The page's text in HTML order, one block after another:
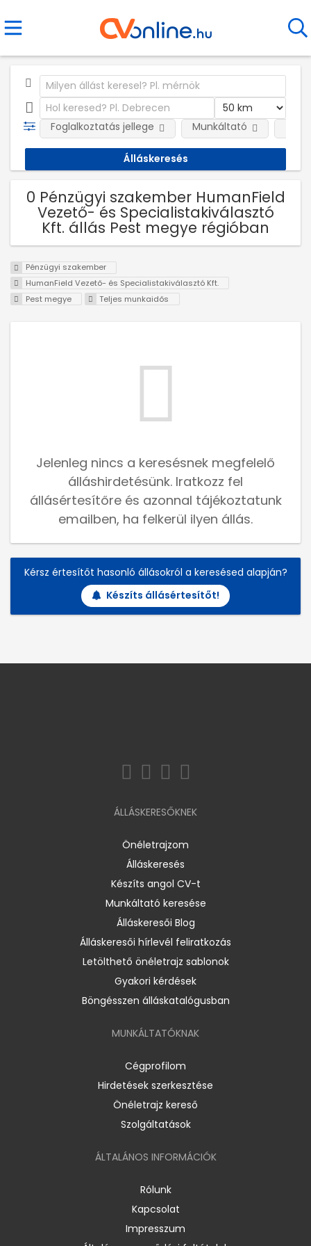
Foglalkoztatás jellege Munkáltató
0 Pénzügyi szakember HumanField
Vezető- és Specialistakiválasztó
Kft. állás Pest megye régióban
Pénzügyi szakember
HumanField Vezető- és Specialistakiválasztó Kft.
Pest megye
Teljes munkaidős
Jelenleg nincs a keresésnek megfelelő
álláshirdetésünk. Iratkozz fel
állásértesítőre és azonnal tájékoztatunk
emailben, ha felkerül ilyen állás.
Kérsz értesítőt hasonló állásokról a keresésed alapján?
Készíts állásértesítőt!
ÁLLÁSKERESŐKNEK
Önéletrajzom
Álláskeresés
Készíts angol CV-t
Munkáltató keresése
Álláskeresői Blog
Álláskeresői hírlevél feliratkozás
Letölthető önéletrajz sablonok
Gyakori kérdések
Böngésszen álláskatalógusban
MUNKÁLTATÓKNAK
Cégprofilom
Hirdetések szerkesztése
Önéletrajz kereső
Szolgáltatások
ÁLTALÁNOS INFORMÁCIÓK
Rólunk
Kapcsolat
Impresszum